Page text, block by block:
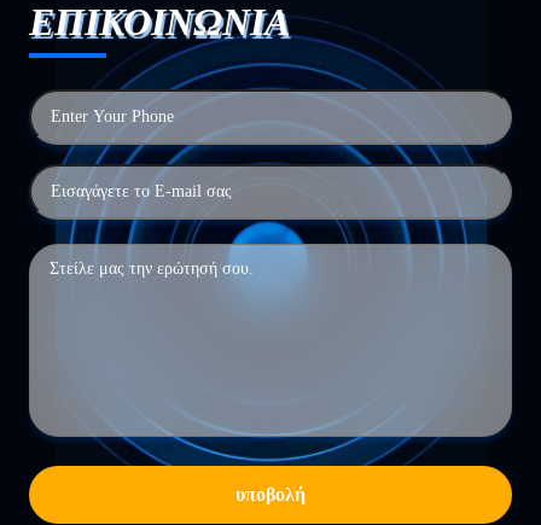
ΕΠΙΚΟΙΝΩΝΙΑ
υποβολή